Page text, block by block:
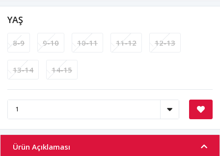
YAŞ
8-9 9-10 10-11 11-12 12-13
13-14 14-15
Ürün Açıklaması